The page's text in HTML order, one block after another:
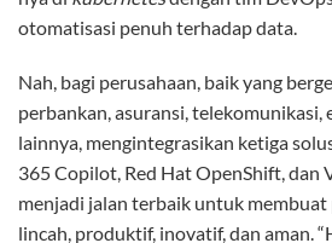
otomatisasi penuh terhadap data.
Nah, bagi perusahaan, baik yang
perbankan, asuransi, telekomunikasi,
lainnya, mengintegrasikan ketiga
365 Copilot, Red Hat OpenShift, dan
menjadi jalan terbaik untuk membuat
lincah, produktif, inovatif, dan aman.